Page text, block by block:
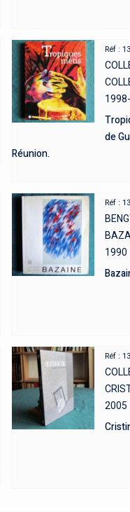
Réf :
de
Réunion.
Réf :
1990
Réf :
2005